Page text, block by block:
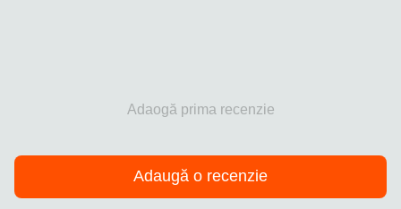
Adaogă prima recenzie
Adaugă o recenzie